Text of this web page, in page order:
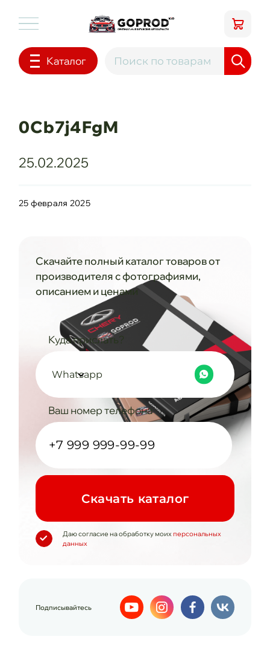
Каталог
0Cb7j4FgM
25.02.2025
25 февраля 2025
Скачайте полный каталог товаров от
производителя с фотографиями,
описанием и ценами
Куда прислать?
Whatsapp
Ваш номер телефона
Cкачать каталог
Даю согласие на обработку моих персональных
данных
Подписывайтесь